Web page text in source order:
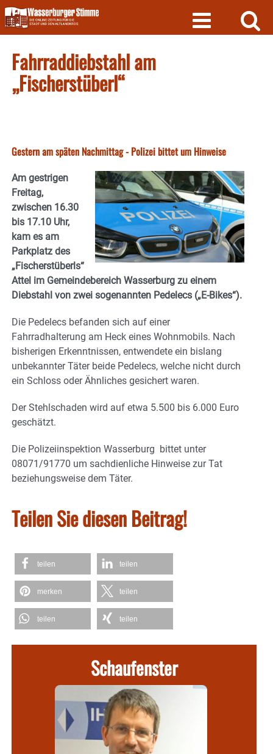
Skip
to
content
Fahrraddiebstahl am
„Fischerstüberl“
Gestern am späten Nachmittag - Polizei bittet um Hinweise
Am gestrigen
Freitag,
zwischen 16.30
bis 17.10 Uhr,
kam es am
Parkplatz des
„Fischerstüberls“
Attel im Gemeindebereich Wasserburg zu einem
Diebstahl von zwei sogenannten Pedelecs („E-Bikes“).
Die Pedelecs befanden sich auf einer
Fahrradhalterung am Heck eines Wohnmobils. Nach
bisherigen Erkenntnissen, entwendete ein bislang
unbekannter Täter beide Pedelecs, welche nicht durch
ein Schloss oder Ähnliches gesichert waren.
Der Stehlschaden wird auf etwa 5.500 bis 6.000 Euro
geschätzt.
Die Polizeiinspektion Wasserburg bittet unter
08071/91770 um sachdienliche Hinweise zur Tat
beziehungsweise dem Täter.
Teilen Sie diesen Beitrag!
teilen teilen
merken teilen
teilen teilen
Schaufenster